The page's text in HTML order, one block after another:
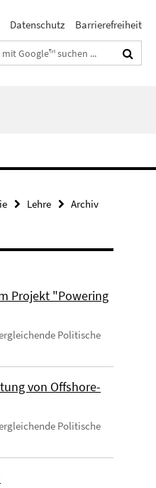
Datenschutz Barrierefreiheit
Suchbegriffe
Lehre
Archiv
Projekt "Powering
Politische
von Offshore-
Politische